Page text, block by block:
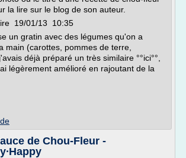
la lire sur le blog de son auteur.
19/01/13 10:35
un gratin avec des légumes qu'on a
main (carottes, pommes de terre,
déjà préparé un très similaire °°ici°°,
légèrement amélioré en rajoutant de la
de Chou-Fleur -